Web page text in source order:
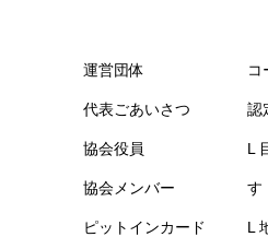
運営団体
代表ごあいさつ
協会役員
協会メンバー
ピットインカード
コ
認
L
す
L